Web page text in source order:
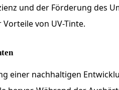
und der Förderung des
von UV-Tinte.
einer nachhaltigen